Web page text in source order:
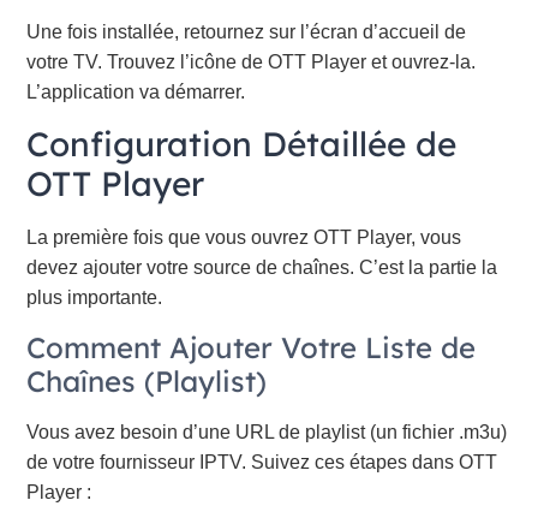
Une fois installée, retournez sur l’écran d’accueil de
votre TV. Trouvez l’icône de OTT Player et ouvrez-la.
L’application va démarrer.
Configuration Détaillée de
OTT Player
La première fois que vous ouvrez OTT Player, vous
devez ajouter votre source de chaînes. C’est la partie la
plus importante.
Comment Ajouter Votre Liste de
Chaînes (Playlist)
Vous avez besoin d’une URL de playlist (un fichier .m3u)
de votre fournisseur IPTV. Suivez ces étapes dans OTT
Player :